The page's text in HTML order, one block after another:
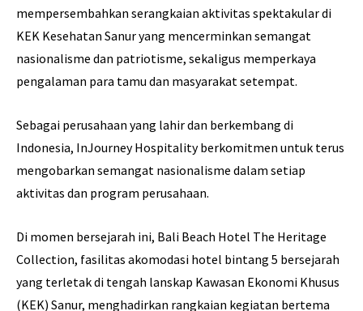
mempersembahkan serangkaian aktivitas spektakular di
KEK Kesehatan Sanur yang mencerminkan semangat
nasionalisme dan patriotisme, sekaligus memperkaya
pengalaman para tamu dan masyarakat setempat.
Sebagai perusahaan yang lahir dan berkembang di
Indonesia, InJourney Hospitality berkomitmen untuk terus
mengobarkan semangat nasionalisme dalam setiap
aktivitas dan program perusahaan.
Di momen bersejarah ini, Bali Beach Hotel The Heritage
Collection, fasilitas akomodasi hotel bintang 5 bersejarah
yang terletak di tengah lanskap Kawasan Ekonomi Khusus
(KEK) Sanur, menghadirkan rangkaian kegiatan bertema